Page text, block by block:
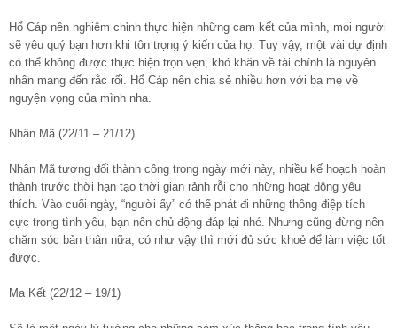
Hổ Cáp nên nghiêm chỉnh thực hiện những cam kết của mình, mọi người
sẽ yêu quý bạn hơn khi tôn trọng ý kiến của họ. Tuy vậy, một vài dự định
có thể không được thực hiện trọn vẹn, khó khăn về tài chính là nguyên
nhân mang đến rắc rối. Hổ Cáp nên chia sẻ nhiều hơn với ba mẹ về
nguyện vọng của mình nha.
Nhân Mã (22/11 – 21/12)
Nhân Mã tương đối thành công trong ngày mới này, nhiều kế hoạch hoàn
thành trước thời hạn tạo thời gian rảnh rỗi cho những hoạt động yêu
thích. Vào cuối ngày, “người ấy” có thể phát đi những thông điệp tích
cực trong tình yêu, bạn nên chủ động đáp lại nhé. Nhưng cũng đừng nên
chăm sóc bản thân nữa, có như vậy thì mới đủ sức khoẻ để làm việc tốt
được.
Ma Kết (22/12 – 19/1)